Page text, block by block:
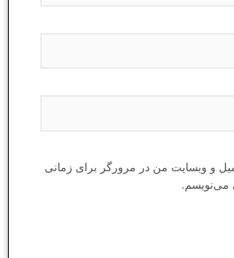
و وبسایت من در مرورگر برای زمانی
می‌نویسم.